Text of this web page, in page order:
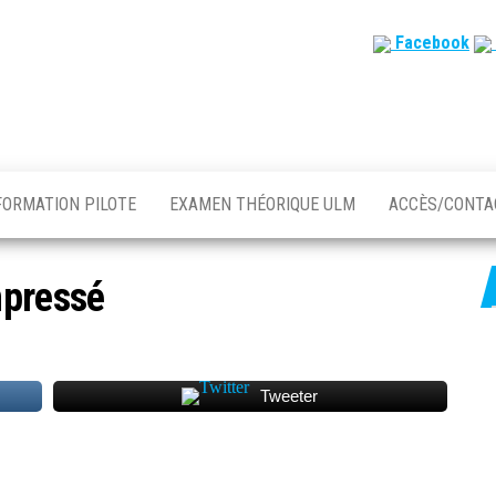
Facebook
PILOTE EXAMEN THÉORIQUE ULM ACCÈS/
Tweeter